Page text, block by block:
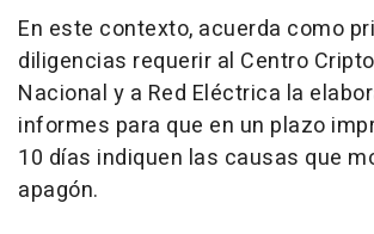
En este contexto, acuerda como
diligencias requerir al Centro
Nacional y a Red Eléctrica la
informes para que en un plazo
10 días indiquen las causas que
apagón.